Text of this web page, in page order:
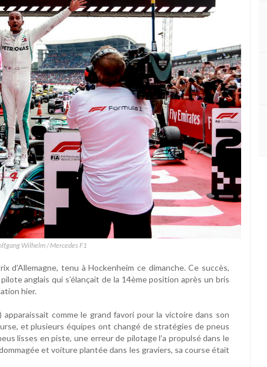
Wilhelm / Mercedes F1
d’Allemagne, tenu à Hockenheim ce dimanche. Ce succès,
anglais qui s’élançait de la 14ème position après un bris
hier.
comme le grand favori pour la victoire dans son
et plusieurs équipes ont changé de stratégies de pneus
lisses en piste, une erreur de pilotage l’a propulsé dans le
et voiture plantée dans les graviers, sa course était